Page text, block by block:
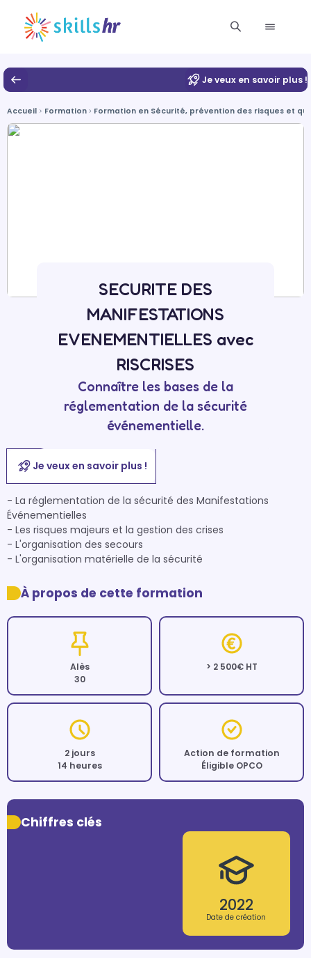
Je veux en savoir plus !
Accueil Formation Formation en Sécurité, prévention des risques et
SECURITE DES
MANIFESTATIONS
EVENEMENTIELLES avec
RISCRISES
Connaître les bases de la
réglementation de la sécurité
événementielle.
Je veux en savoir plus !
- La réglementation de la sécurité des Manifestations
Événementielles
- Les risques majeurs et la gestion des crises
- L'organisation des secours
À propos de cette formation
Alès
30
> 2 500€ HT
2 jours
14 heures
Action de formation
Éligible OPCO
Chiffres clés
2022
Date de création